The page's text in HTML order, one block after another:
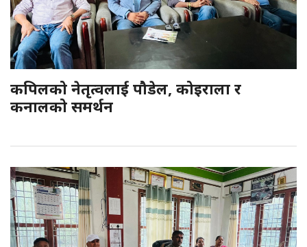
कपिलको नेतृत्वलाई पौडेल, कोइराला र
कनालको समर्थन